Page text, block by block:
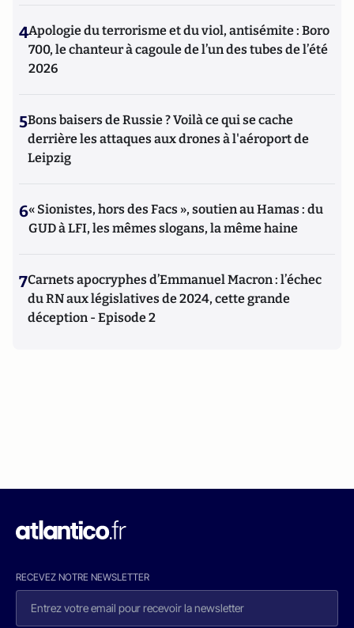
4Apologie du terrorisme et du viol, antisémite : Boro
700, le chanteur à cagoule de l’un des tubes de l’été
2026
5Bons baisers de Russie ? Voilà ce qui se cache
derrière les attaques aux drones à l'aéroport de
Leipzig
6« Sionistes, hors des Facs », soutien au Hamas : du
GUD à LFI, les mêmes slogans, la même haine
7Carnets apocryphes d’Emmanuel Macron : l’échec
du RN aux législatives de 2024, cette grande
déception - Episode 2
RECEVEZ NOTRE NEWSLETTER